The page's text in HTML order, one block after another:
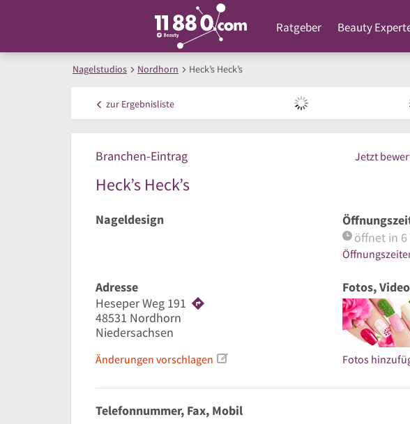
Ratgeber Beauty
Nagelstudios Nordhorn Heck’s Heck’s
zur Ergebnisliste
Branchen-Eintrag Jetzt
Heck’s Heck’s
Nageldesign
öffnet in 6
Adresse
Heseper Weg 191
48531 Nordhorn
Niedersachsen
Änderungen vorschlagen
Fotos,
Fotos
Telefonnummer, Fax, Mobil